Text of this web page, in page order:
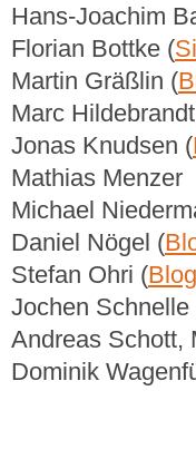
Hans-Joachim
Florian Bottke (
Martin Gräßlin (
Marc
Jonas Knudsen (
Mathias Menzer
Michael
Daniel Nögel (
Stefan Ohri (Blog
Jochen Schnelle
Andreas Schott,
Dominik